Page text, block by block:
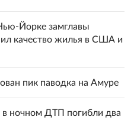
Йорке замглавы
качество жилья в США и
пик паводка на Амуре
в ночном ДТП погибли два